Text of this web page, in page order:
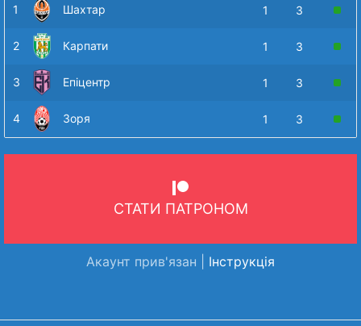
1 Шахтар 1 3
2 Карпати 1 3
3 Епіцентр 1 3
4 Зоря 1 3
СТАТИ ПАТРОНОМ
Акаунт прив'язан | Інструкція